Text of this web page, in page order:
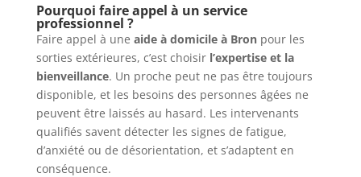
Pourquoi faire appel à un service
professionnel ?
Faire appel à une aide à domicile à Bronpour les
sorties extérieures, c’est choisir l’expertise et la
bienveillance. Un proche peut ne pas être toujours
disponible, et les besoins des personnes âgées ne
peuvent être laissés au hasard. Les intervenants
qualifiés savent détecter les signes de fatigue,
d’anxiété ou de désorientation, et s’adaptent en
conséquence.